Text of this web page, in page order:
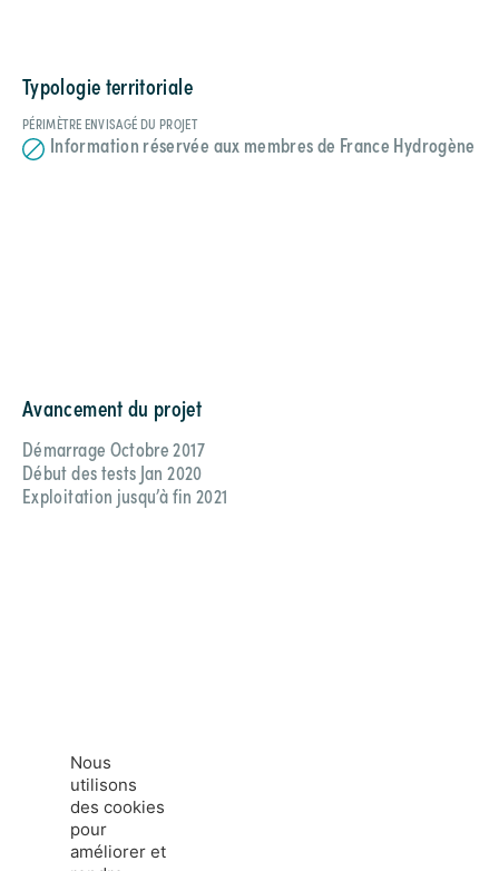
Typologie territoriale
PÉRIMÈTRE ENVISAGÉ DU PROJET
Information réservée aux membres de France Hydrogène
Avancement du projet
Démarrage Octobre 2017
Début des tests Jan 2020
Exploitation jusqu’à fin 2021
Nous
utilisons
des cookies
pour
améliorer et